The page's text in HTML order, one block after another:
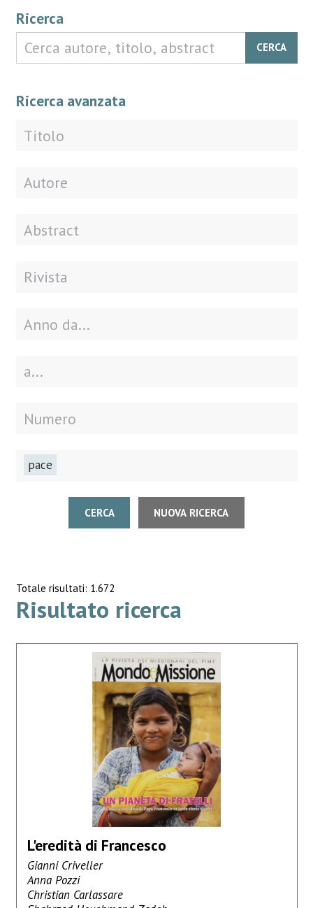
Ricerca
CERCA
Ricerca avanzata
pace
CERCA NUOVA RICERCA
Totale risultati: 1.672
Risultato ricerca
L'eredità di Francesco
Gianni Criveller
Anna Pozzi
Christian Carlassare